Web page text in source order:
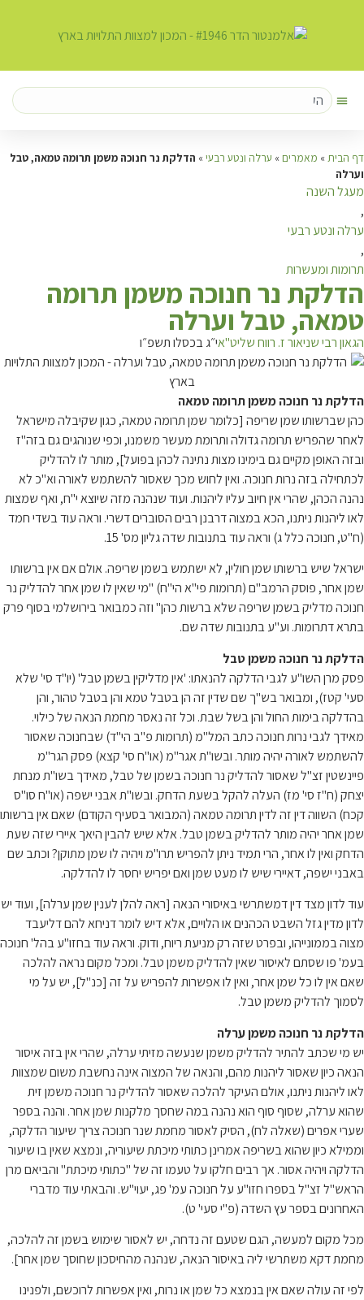
דף הבית » מאמרים » ערלה ונטע רבעי » הדלקת נר חנוכה משמן תרומה טמאה, טבל
וערלה
מעגל השנה
,
ערלה ונטע רבעי
,
תרומות ומעשרות
הדלקת נר חנוכה משמן תרומה
טמאה, טבל וערלה
הגאון רבי שניאור ז. רווח שליט"אי״ג בכסלו תשפ״ו
הדלקת נר חנוכה משמן תרומה טמאה
כהן שברשותו שמן שריפה [כלומר שמן תרומה טמאה, כגון שקיבלה מישראל
לאחר שהפריש תרומה גדולה ותרומת מעשר משמנו, וכפי שנוהגים גם בזה"ז
ובזה האופן מקיים גם בימינו מצות נתינה לכהן בפועל], מותר לו להדליק
לכתחילה בזה נרות חנוכה. ואין לחוש מכך שאסור להשתמש לאורה וא"כ לא
נהנה הכהן, שהרי אין חיוב עליו ליהנות. ועוד שנהנה מזה שיוצא י"ח, ואף שמצות
לאו ליהנות ניתנו, הכא במצוה דרבנן רבים הסוברים דשרי. וראה עוד בשדי חמד
(ח"ט, חנוכה כלל ג) וראה עוד בתנובות שדה גליון מס' 15.
ישראל שיש ברשותו שמן חולין, לא ישתמש בשמן שריפה. אולם אם אין ברשותו
שמן אחר, פוסק הרמב"ם (תרומות פי"א הי"ח) "מי שאין לו שמן אחר להדליק נר
חנוכה מדליק בשמן שריפה שלא ברשות כהן" וזה כמבואר בירושלמי בסוף פרק
בתרא דתרומות. וע"ע בתנובות שדה שם.
הדלקת נר חנוכה משמן טבל
פסק מרן השו"ע לגבי הדלקה להנאתו: 'אין מדליקין בשמן טבל' (יו"ד סי' שלא
סעי' קטז), ומבואר בש"ך שם שדין זה הן בטבל טמא והן בטבל טהור, והן
בהדלקה בימות החול והן בשל שבת. וכל זה נאסר מחמת הנאה של כילוי.
מאידך לגבי נרות חנוכה כתב המל"מ (תרומות פ"ב הי"ד) שבחנוכה שאסור
להשתמש לאורה יהיה מותר. ובשו"ת אגר"מ (או"ח סי' קצא) פסק הגר"מ
פיינשטין זצ"ל שאסור להדליק נר חנוכה בשמן של טבל, מאידך בשו"ת מנחת
יצחק (ח"ז סי' מז) העלה להקל בשעת הדחק. ובשו"ת אבני ישפה (או"ח סו"ס
קכח) השווה דין זה לדין תרומה טמאה (המבואר בסעיף הקודם) שאם אין ברשותו
שמן אחר יהיה מותר להדליק בשמן טבל. אלא שיש להבין היאך איירי שזה שעת
הדחק ואין לו אחר, הרי תמיד ניתן להפריש תרו"מ ויהיה לו שמן מתוקן? וכתב שם
באבני ישפה, דאיירי שיש לו מעט שמן ואם יפריש יחסר לו להדלקה.
עוד לדון מצד דין דמשתרשי באיסורי הנאה [ראה להלן לענין שמן ערלה], ועוד יש
לדון מדין גזל השבט הכהנים או הלויים, אלא דיש לומר דניחא להם דליעבד
מצוה בממונייהו, ובפרט שזה רק מניעת ריוח, ודוק. וראה עוד בחזו"ע בהל' חנוכה
בעמ' פו שסתם לאיסור שאין להדליק משמן טבל. ומכל מקום נראה להלכה
שאם אין לו כל שמן אחר, ואין לו אפשרות להפריש על זה [כנ"ל], יש על מי
לסמוך להדליק משמן טבל.
הדלקת נר חנוכה משמן ערלה
יש מי שכתב להתיר להדליק משמן שנעשה מזיתי ערלה, שהרי אין בזה איסור
הנאה כיון שאסור ליהנות מהם, והנאה של המצוה אינה נחשבת משום שמצוות
לאו ליהנות ניתנו, אולם העיקר להלכה שאסור להדליק נר חנוכה משמן זית
שהוא ערלה, שסוף סוף הוא נהנה במה שחסך מלקנות שמן אחר. והנה בספר
שערי אפרים (שאלה לח), הסיק לאסור מחמת שנר חנוכה צריך שיעור הדלקה,
וממילא כיון שהוא בשריפה אמרינן כתותי מיכתת שיעוריה, ונמצא שאין בו שיעור
הדלקה ויהיה אסור. אך רבים חלקו על טעמו זה של "כתותי מיכתת" והביאם מרן
הראש"ל זצ"ל בספרו חזו"ע על חנוכה עמ' פג, יעוי"ש. והבאתי עוד מדברי
האחרונים בספר עץ השדה (פ"י סעי' ט).
מכל מקום למעשה, הגם שטעם זה נדחה, יש לאסור שימוש בשמן זה להלכה,
מחמת דקא משתרשי ליה באיסור הנאה, שנהנה מהחיסכון שחוסך שמן אחר].
לפי זה עולה שאם אין בנמצא כל שמן או נרות, ואין אפשרות לרוכשם, ולפנינו